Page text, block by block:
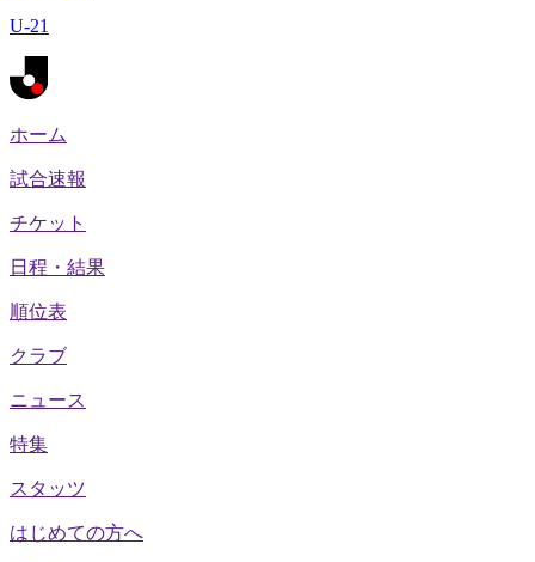
U-21
ホーム
試合速報
チケット
日程・結果
順位表
クラブ
ニュース
特集
スタッツ
はじめての方へ